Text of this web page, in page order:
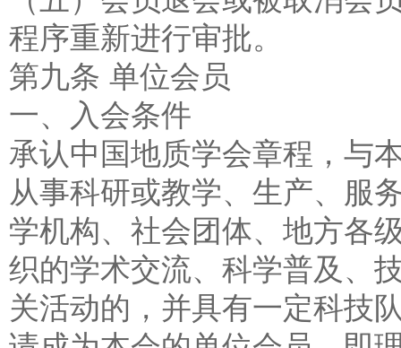
程序重新进行审批。
第九条 单位会员
一、入会条件
承认中国地质学会章程，与
从事科研或教学、生产、服
学机构、社会团体、地方各
织的学术交流、科学普及、
关活动的，并具有一定科技